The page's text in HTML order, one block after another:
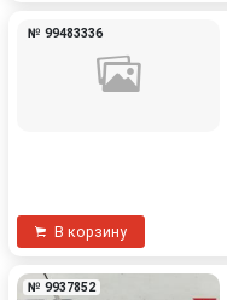
№ 99483336
В корзину
№ 9937852